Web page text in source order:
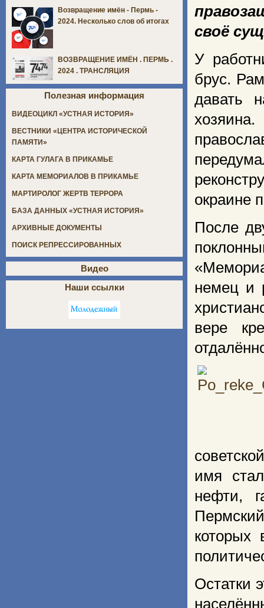
своё
У
брус.
давать
окраине
После
немец и
вере
имя
нефти,
которых
Остатки
Возвращение имён - Пермь -
2024. Несколько слов об итогах
ВОЗВРАЩЕНИЕ ИМЁН . ПЕРМЬ .
2024 . ТРАНСЛЯЦИЯ
Полезная информация
ВИДЕОЦИКЛ «УСТНАЯ ИСТОРИЯ»
ВЕСТНИКИ «ЦЕНТРА ИСТОРИЧЕСКОЙ
ПАМЯТИ»
КАРТА ГУЛАГА В ПРИКАМЬЕ
КАРТА МЕМОРИАЛОВ В ПРИКАМЬЕ
МАРТИРОЛОГ ЖЕРТВ ТЕРРОРА
БАЗА ДАННЫХ «УСТНАЯ ИСТОРИЯ»
АРХИВНЫЕ ДОКУМЕНТЫ
ПОИСК РЕПРЕССИРОВАННЫХ
Видео
Наши ссылки